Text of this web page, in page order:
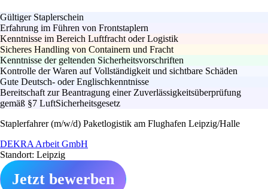
Gültiger Staplerschein
Erfahrung im Führen von Frontstaplern
Kenntnisse im Bereich Luftfracht oder Logistik
Sicheres Handling von Containern und Fracht
Kenntnisse der geltenden Sicherheitsvorschriften
Kontrolle der Waren auf Vollständigkeit und sichtbare Schäden
Gute Deutsch- oder Englischkenntnisse
Bereitschaft zur Beantragung einer Zuverlässigkeitsüberprüfung
gemäß §7 LuftSicherheitsgesetz
Staplerfahrer (m/w/d) Paketlogistik am Flughafen Leipzig/Halle
DEKRA Arbeit GmbH
Standort: Leipzig
Jetzt bewerben